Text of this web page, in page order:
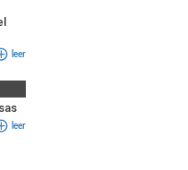
leer
leer